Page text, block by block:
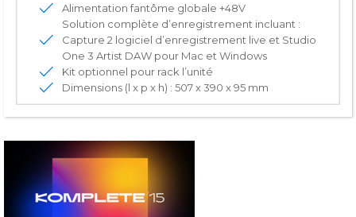
Alimentation fantôme globale +48V
Solution complète d’enregistrement incluant :
Capture 2 logiciel d’enregistrement live et Studio
One 3 Artist DAW pour Mac et Windows
Kit optionnel pour rack l’unité
Dimensions (l x p x h) : 507 x 390 x 95 mm